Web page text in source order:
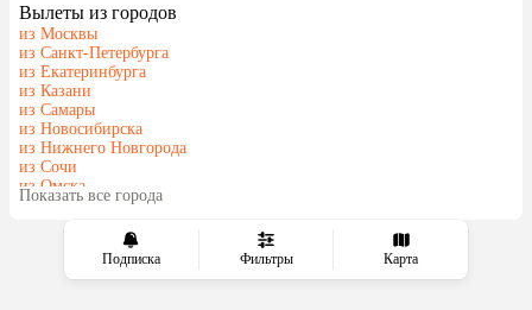
Подписка Фильтры Карта
Вылеты из городов
из Москвы
из Санкт-Петербурга
из Екатеринбурга
из Казани
из Самары
из Новосибирска
из Нижнего Новгорода
из Сочи
из Омска
из Красноярска
Показать все города